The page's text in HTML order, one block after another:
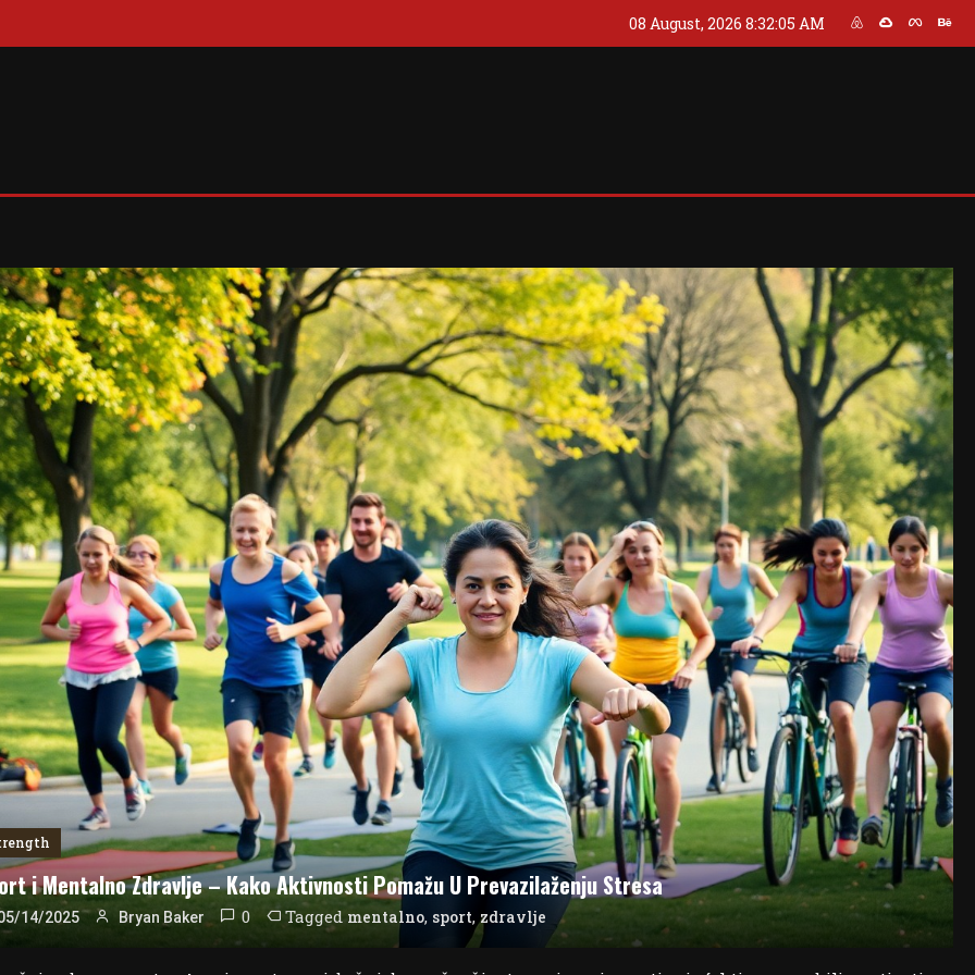
08 August, 2026 8:32:06 AM
i Mentalno Zdravlje – Kako Aktivnosti Pomažu U Prevazilaženju Stresa
14/2025 Bryan Baker 0 Tagged mentalno, sport,zdravlje